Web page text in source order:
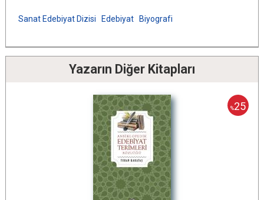
Sanat Edebiyat Dizisi Edebiyat Biyografi
Yazarın Diğer Kitapları
%25